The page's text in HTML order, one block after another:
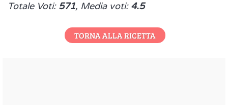
Totale Voti: 571, Media voti: 4.5
TORNA ALLA RICETTA